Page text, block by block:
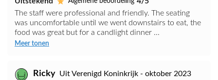
The staff were professional and friendly. The seating
was uncomfortable until we went downstairs to eat, the
food was great but for a candlight dinner ...
Meer tonen
Ricky Uit Verenigd Koninkrijk - oktober 2023